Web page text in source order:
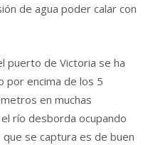
de agua poder calar con
puerto de Victoria se ha
por encima de los 5
en muchas
río desborda ocupando
se captura es de buen